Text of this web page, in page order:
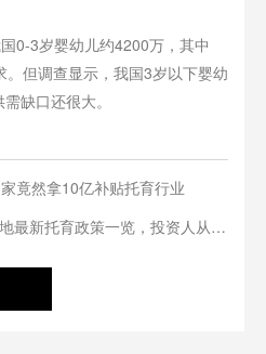
0-3岁婴幼儿约4200万，其中
但调查显示，我国3岁以下婴幼
缺口还很大。
竟然拿10亿补贴托育行业
最新托育政策一览，投资人从业